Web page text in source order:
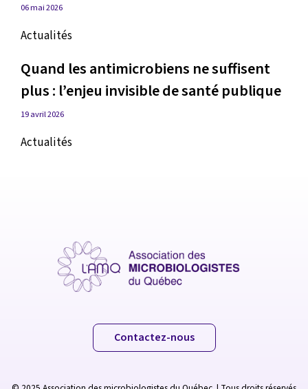
06 mai 2026
Actualités
Quand les antimicrobiens ne suffisent
plus : l’enjeu invisible de santé publique
19 avril 2026
Actualités
Contactez-nous